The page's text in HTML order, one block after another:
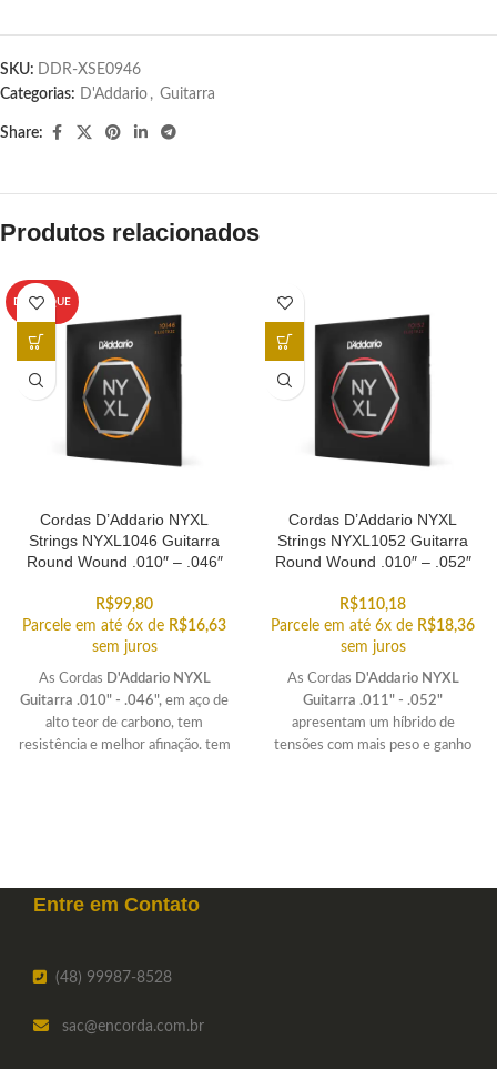
SKU: DDR-XSE0946
Categorias: D'Addario , Guitarra
Share:
Produtos relacionados
DESTAQUE
Cordas D’Addario NYXL
Strings NYXL1046 Guitarra
Round Wound .010″ – .046″
R$99,80
Parcele em até 6x de R$16,63
sem juros
As Cordas
D'Addario NYXL
Guitarra .010" - .046", em aço de
alto teor de carbono, tem
resistência e melhor afinação. tem
Cordas D’Addario NYXL
Strings NYXL1052 Guitarra
Round Wound .010″ – .052″
R$110,18
Parcele em até 6x de R$18,36
sem juros
As Cordas
D'Addario NYXL
Guitarra .011" - .052"
apresentam um híbrido de
tensões com mais peso e ganho
Entre em Contato
(48) 99987-8528
sac@encorda.com.br